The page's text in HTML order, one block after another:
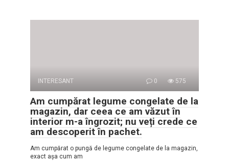
INTERESANT 0 575
Am cumpărat legume congelate de la
magazin, dar ceea ce am văzut în
interior m-a îngrozit; nu veți crede ce
am descoperit în pachet.
Am cumpărat o pungă de legume congelate de la magazin,
exact așa cum am